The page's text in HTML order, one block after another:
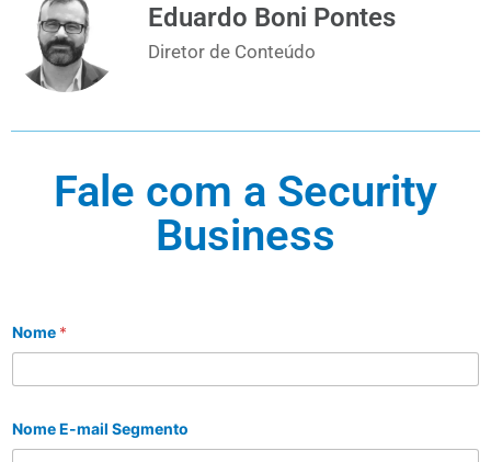
Eduardo Boni Pontes
Diretor de Conteúdo
Fale com a Security
Business
Nome *
Nome E-mail Segmento